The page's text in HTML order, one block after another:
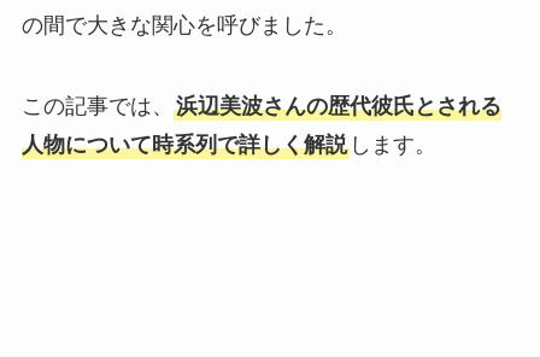
の間で大きな関心を呼びました。
この記事では、 浜辺美波さんの歴代彼氏とされる
人物について時系列で詳しく解説します。